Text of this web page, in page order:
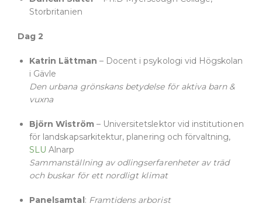
Storbritanien
Dag 2
Katrin Lättman – Docent i psykologi vid Högskolan
i Gävle
Den urbana grönskans betydelse för aktiva barn &
vuxna
Björn Wiström– Universitetslektor vid institutionen
för landskapsarkitektur, planering och förvaltning,
SLU Alnarp
Sammanställning av odlingserfarenheter av träd
och buskar för ett nordligt klimat
Panelsamtal: Framtidens arborist